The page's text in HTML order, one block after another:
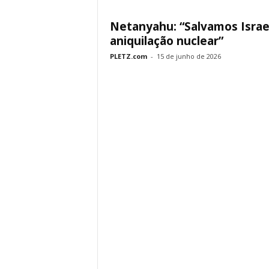
Netanyahu: “Salvamos
aniquilação nuclear”
PLETZ.com - 15 de junho de 2026